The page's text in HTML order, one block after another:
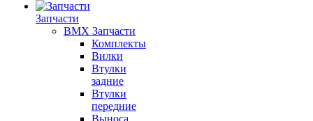
Запчасти
BMX Запчасти
Комплекты
Вилки
Втулки
задние
Втулки
передние
Выноса